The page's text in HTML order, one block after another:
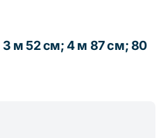
3 м 52 см; 4 м 87 см; 80